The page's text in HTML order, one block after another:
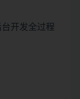
开发全过程